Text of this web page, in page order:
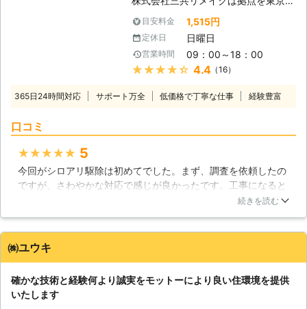
千葉、茨城におき、東京都を中心に関
東一円のシロアリ駆除のプロフェッシ
ョナルとして活動しています。ターマ
イトコントロール業務を遂行するに当
たり、ヤマトシロアリやイエシロア
態や生態を熟知した日本シロアリ対策
て調査を行います。分かりやすく丁寧
な言葉遣いと説明を心がけています。
【弊社ならではのサービス】 一般的
な木造の在来工法を始め、2×4・パネ
ル構法・ログハウス・鉄骨造・鉄筋コ
ます。床下などの普段目に見えない環
境で、どのような被害状況でどんな原
目安料金 1,515円
定休日 日曜日
営業時間 09：00～18：00
★★★★★ 4.4（16）
365日24時間対応 サポート万全 低価格で丁寧な仕事 経験豊富
口コミ
★★★★★ 5
今回がシロアリ駆除は初めてでした。まず、調査を依頼したの
ですが、さわやかな対応で感じが良かったです。工事になると
聞いた時は驚きましたが、丁寧な説明で、納得できました。定
りました。ありがとうございます。
東京都 葛飾区 2016年12月27日
続きを読む
㈱ユウキ
確かな技術と経験何より誠実をモットーにより良い住環境を提供
いたします